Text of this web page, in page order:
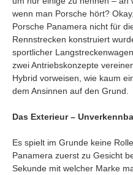
wenn man Porsche hört?
Porsche Panamera nicht für
Rennstrecken konstruiert
sportlicher
zwei Antriebskonzepte
Hybrid vorweisen, wie kaum
dem Ansinnen auf den Grund.
Das Exterieur –
Es spielt im Grunde keine
Panamera zuerst zu Gesicht
Sekunde mit welcher Marke